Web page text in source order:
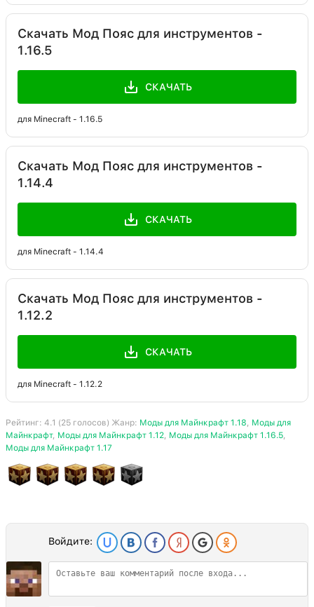
Скачать Мод Пояс для инструментов -
1.16.5
СКАЧАТЬ
для Minecraft - 1.16.5
Скачать Мод Пояс для инструментов -
1.14.4
СКАЧАТЬ
для Minecraft - 1.14.4
Скачать Мод Пояс для инструментов -
1.12.2
СКАЧАТЬ
для Minecraft - 1.12.2
Рейтинг: 4.1 (25 голосов) Жанр: Моды для Майнкрафт 1.18, Моды для
Майнкрафт, Моды для Майнкрафт 1.12, Моды для Майнкрафт 1.16.5,
Моды для Майнкрафт 1.17
Войдите: